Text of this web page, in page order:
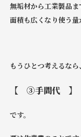
無垢材から工業製品ま
面積も広くなり使う量
もうひとつ考えるなら、
【 ③手間代 】
です。